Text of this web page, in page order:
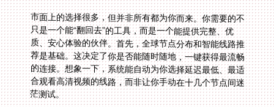
市面上的选择很多，但并非所有都为你而来。你需要的不
只是一个能“翻回去”的工具，而是一个能提供完整、优
质、安心体验的伙伴。首先，全球节点分布和智能线路推
荐是基础。这决定了你是否能随时随地，一键获得最流畅
的连接。想象一下，系统能自动为你选择延迟最低、最适
合观看高清视频的线路，而非让你手动在十几个节点间迷
茫测试。